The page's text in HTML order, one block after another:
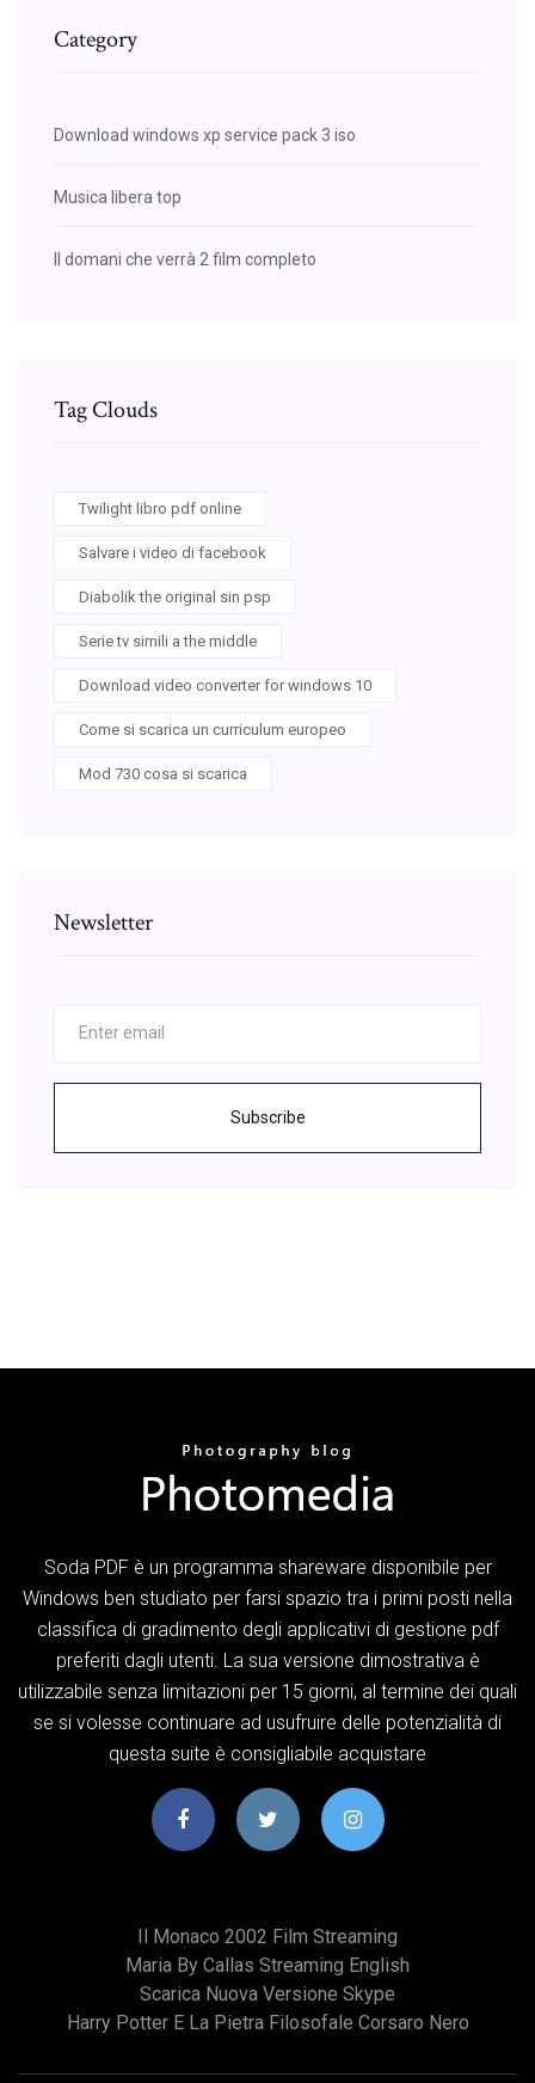
Category
Download windows xp service pack 3 iso
Musica libera top
Il domani che verrà 2 film completo
Tag Clouds
Twilight libro pdf online
Salvare i video di facebook
Diabolik the original sin psp
Serie tv simili a the middle
Download video converter for windows 10
Come si scarica un curriculum europeo
Mod 730 cosa si scarica
Newsletter
Subscribe
Soda PDF è un programma shareware disponibile per
Windows ben studiato per farsi spazio tra i primi posti nella
classifica di gradimento degli applicativi di gestione pdf
preferiti dagli utenti. La sua versione dimostrativa è
utilizzabile senza limitazioni per 15 giorni, al termine dei quali
se si volesse continuare ad usufruire delle potenzialità di
questa suite è consigliabile acquistare
Il Monaco 2002 Film Streaming
Maria By Callas Streaming English
Scarica Nuova Versione Skype
Harry Potter E La Pietra Filosofale Corsaro Nero